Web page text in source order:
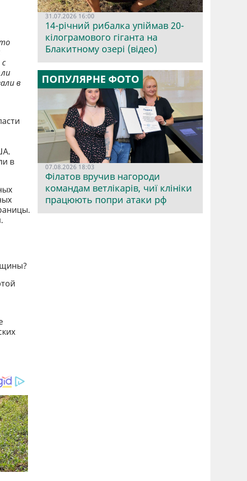
в
в
31.07.2026 16:00
14-річний рибалка упіймав 20-
кілограмового гіганта на
Блакитному озері (відео)
ПОПУЛЯРНЕ ФОТО
07.08.2026 18:03
Філатов вручив нагороди
командам ветлікарів, чиї клініки
працюють попри атаки рф